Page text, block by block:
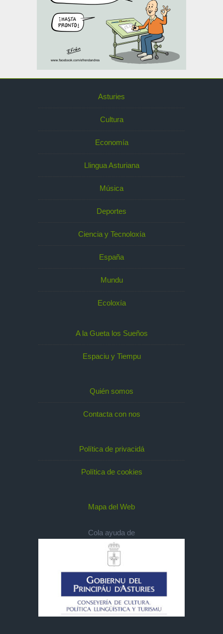
Asturies
Cultura
Economía
Llingua Asturiana
Música
Deportes
Ciencia y Tecnoloxía
España
Mundu
Ecoloxía
A la Gueta los Sueños
Espaciu y Tiempu
Quién somos
Contacta con nos
Política de privacidá
Política de cookies
Mapa del Web
Cola ayuda de